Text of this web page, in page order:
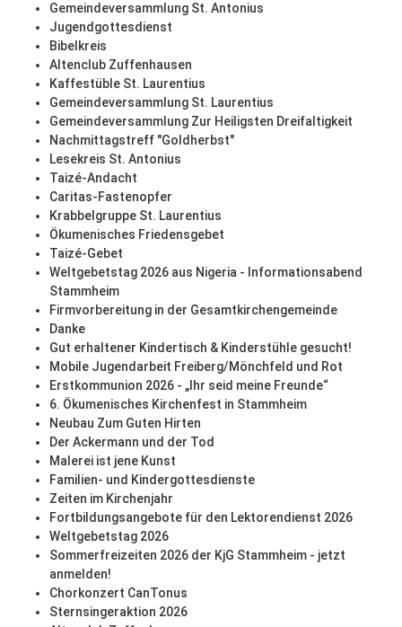
Gemeindeversammlung St. Antonius
Jugendgottesdienst
Bibelkreis
Altenclub Zuffenhausen
Kaffestüble St. Laurentius
Gemeindeversammlung St. Laurentius
Gemeindeversammlung Zur Heiligsten Dreifaltigkeit
Nachmittagstreff "Goldherbst"
Lesekreis St. Antonius
Taizé-Andacht
Caritas-Fastenopfer
Krabbelgruppe St. Laurentius
Ökumenisches Friedensgebet
Taizé-Gebet
Weltgebetstag 2026 aus Nigeria - Informationsabend
Stammheim
Firmvorbereitung in der Gesamtkirchengemeinde
Danke
Gut erhaltener Kindertisch & Kinderstühle gesucht!
Mobile Jugendarbeit Freiberg/Mönchfeld und Rot
Erstkommunion 2026 - „Ihr seid meine Freunde“
6. Ökumenisches Kirchenfest in Stammheim
Neubau Zum Guten Hirten
Der Ackermann und der Tod
Malerei ist jene Kunst
Familien- und Kindergottesdienste
Zeiten im Kirchenjahr
Fortbildungsangebote für den Lektorendienst 2026
Weltgebetstag 2026
Sommerfreizeiten 2026 der KjG Stammheim - jetzt
anmelden!
Chorkonzert CanTonus
Sternsingeraktion 2026